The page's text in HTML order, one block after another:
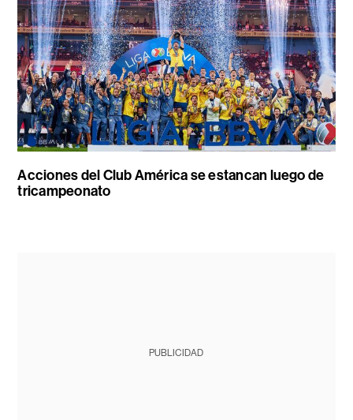
Acciones del Club América se estancan luego de
tricampeonato
PUBLICIDAD